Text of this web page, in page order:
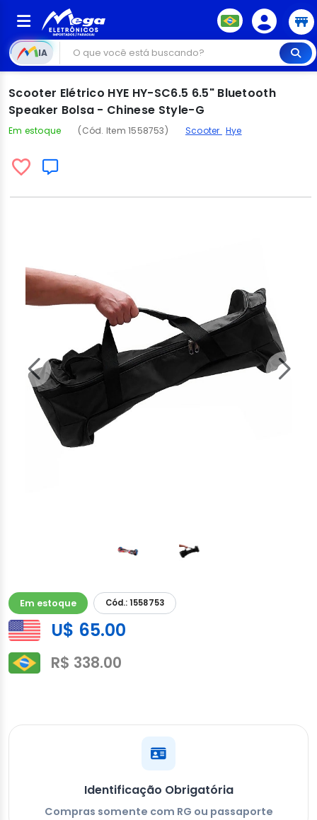
IA
Scooter Elétrico HYE HY-SC6.5 6.5" Bluetooth
Speaker Bolsa - Chinese Style-G
Em estoque (Cód. Item 1558753) Scooter Hye
Em estoque Cód.: 1558753
U$ 65.00
R$ 338.00
Identificação Obrigatória
Compras somente com RG ou passaporte